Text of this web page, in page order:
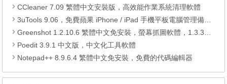
CCleaner 7.09 繁體中文安裝版，高效能作業系統清理軟體
3uTools 9.06，免費蘋果 iPhone / iPad 手機平板電腦管理備份還原軟體
Greenshot 1.2.10.6 繁體中文免安裝，螢幕抓圖軟體，1.3.315 安裝版
Poedit 3.9.1 中文版，中文化工具軟體
Notepad++ 8.9.6.4 繁體中文免安裝，免費的代碼編輯器